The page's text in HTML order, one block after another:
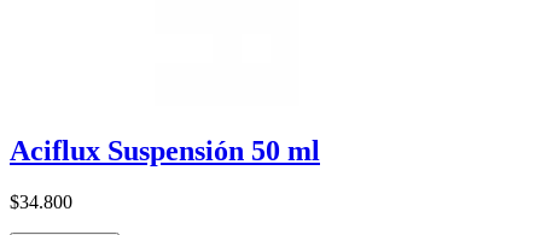
Aciflux Suspensión 50 ml
$34.800